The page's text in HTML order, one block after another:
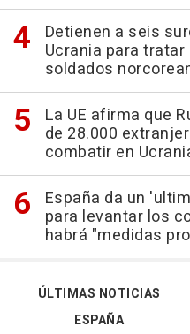
Detienen a seis
Ucrania para
soldados
La UE afirma que
de 28.000
combatir en
España da un
para levantar los
habrá "medidas
ÚLTIMAS NOTICIAS
ESPAÑA